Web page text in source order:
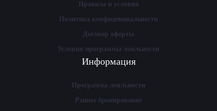
Правила и условия
Политика конфиденциальности
Договор оферты
Условия программы лояльности
Информация
Программа лояльности
Раннее бронирование